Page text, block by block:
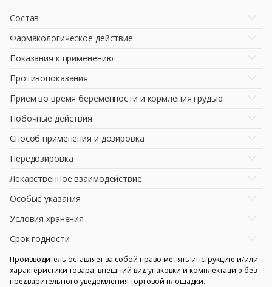
Состав
Фармакологическое действие
Показания к применению
Противопоказания
Прием во время беременности и кормления грудью
Побочные действия
Способ применения и дозировка
Передозировка
Лекарственное взаимодействие
Особые указания
Условия хранения
Срок годности
Производитель оставляет за собой право менять инструкцию и/или
характеристики товара, внешний вид упаковки и комплектацию без
предварительного уведомления торговой площадки.